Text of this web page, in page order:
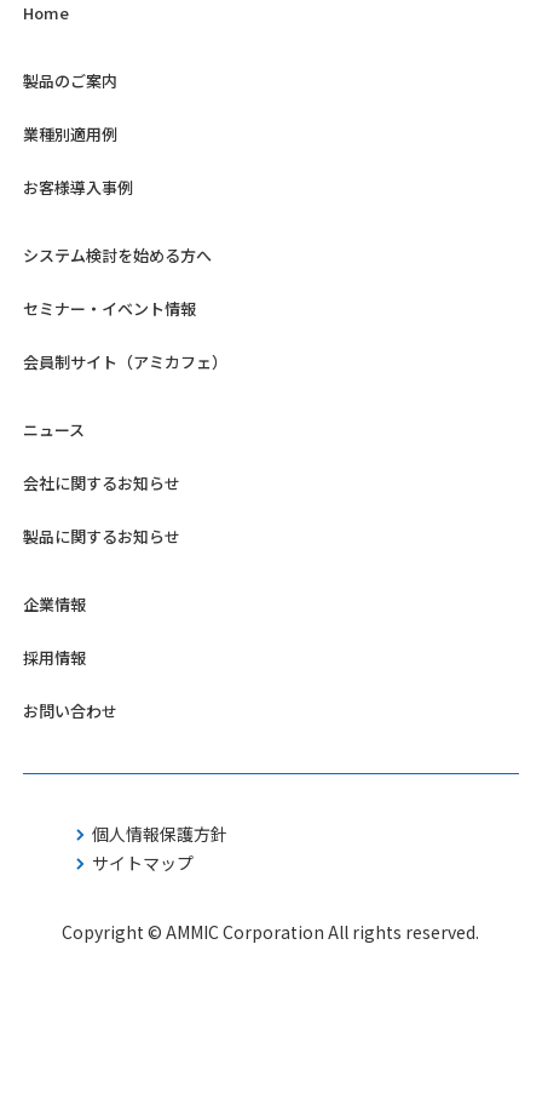
Home
製品のご案内
業種別適用例
お客様導入事例
システム検討を始める方へ
セミナー・イベント情報
会員制サイト（アミカフェ）
ニュース
会社に関するお知らせ
製品に関するお知らせ
企業情報
採用情報
お問い合わせ
個人情報保護方針
サイトマップ
Copyright © AMMIC Corporation All rights reserved.